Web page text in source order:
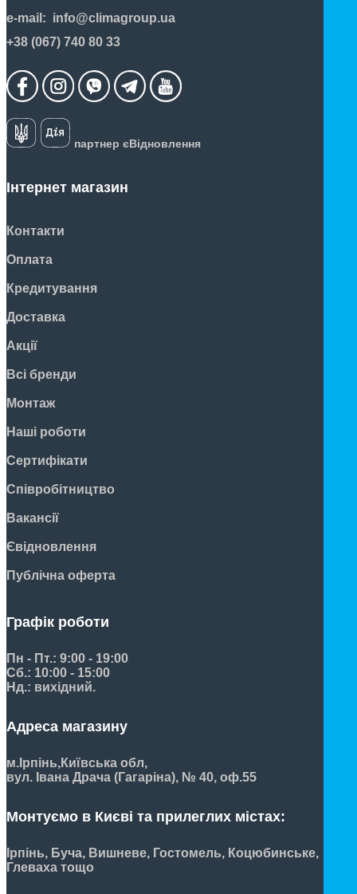
e-mail: info@climagroup.ua
+38 (067) 740 80 33
партнер єВідновлення
Інтернет магазин
Контакти
Оплата
Кредитування
Доставка
Акції
Всі бренди
Монтаж
Наші роботи
Сертифікати
Співробітництво
Вакансії
Євідновлення
Публічна оферта
Графік роботи
Пн - Пт.: 9:00 - 19:00
Сб.: 10:00 - 15:00
Нд.: вихідний.
Адреса магазину
м.Ірпінь,Київська обл,
вул. Івана Драча (Гагаріна), № 40, оф.55
Монтуємо в Києві та прилеглих містах:
Ірпінь, Буча, Вишневе, Гостомель, Коцюбинське,
Глеваха тощо